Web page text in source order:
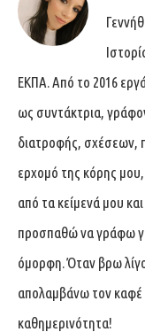
ΕΚΠΑ. Από το 2016
ως συντάκτρια,
διατροφής, σχέσεων,
ερχομό της κόρης
από τα κείμενά μου
προσπαθώ να γράφω
όμορφη. Όταν βρω
απολαμβάνω τον καφέ
καθημερινότητα!